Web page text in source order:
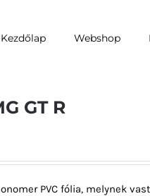
Kezdőlap Webshop
GT R
PVC fólia, melynek